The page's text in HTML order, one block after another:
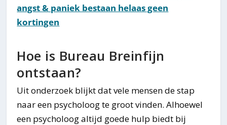
angst & paniek bestaan helaas geen
kortingen
Hoe is Bureau Breinfijn
ontstaan?
Uit onderzoek blijkt dat vele mensen de stap
naar een psycholoog te groot vinden. Alhoewel
een psycholoog altijd goede hulp biedt bij